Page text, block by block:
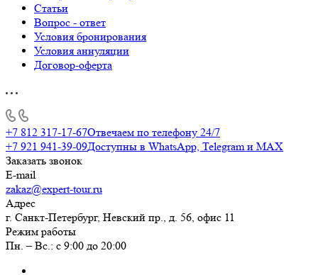
Статьи
Вопрос - ответ
Условия бронирования
Условия аннуляции
Договор-оферта
+7 812 317-17-67Отвечаем по телефону 24/7
+7 921 941-39-09Доступны в WhatsApp, Telegram и MAX
Заказать звонок
E-mail
zakaz@expert-tour.ru
Адрес
г. Санкт-Петербург, Невский пр., д. 56, офис 11
Режим работы
Пн. – Вс.: с 9:00 до 20:00